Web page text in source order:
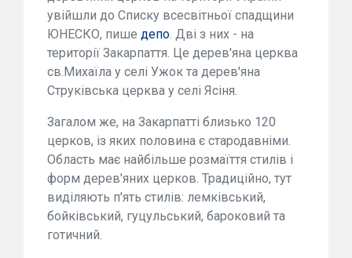
увійшли до Списку всесвітньої спадщини
ЮНЕСКО, пише депо. Дві з них - на
території Закарпаття. Це дерев'яна церква
св.Михаїла у селі Ужок та дерев'яна
Струківська церква у селі Ясіня.
Загалом же, на Закарпатті близько 120
церков, із яких половина є стародавніми.
Область має найбільше розмаїття стилів і
форм дерев'яних церков. Традиційно, тут
виділяють п'ять стилів: лемківський,
бойківський, гуцульський, бароковий та
готичний.